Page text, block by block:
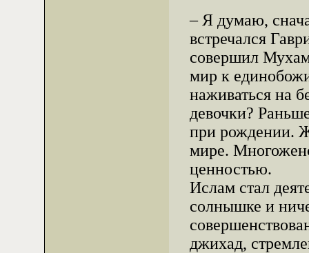
– Я думаю,
встречался
совершил
мир к
наживаться на
девочки?
при рождении.
мире.
ценностью.
Ислам стал
солнышке и
джихад,